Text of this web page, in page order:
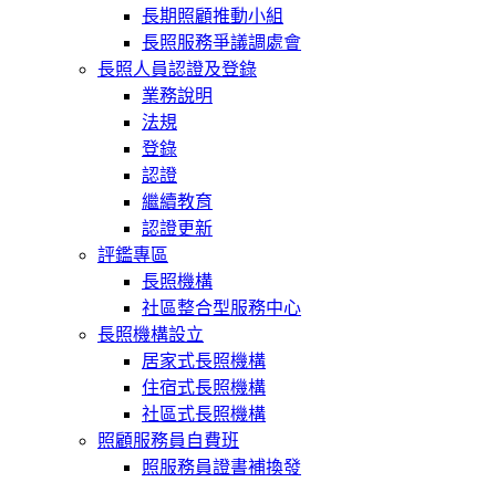
長期照顧推動小組
長照服務爭議調處會
長照人員認證及登錄
業務說明
法規
登錄
認證
繼續教育
認證更新
評鑑專區
長照機構
社區整合型服務中心
長照機構設立
居家式長照機構
住宿式長照機構
社區式長照機構
照顧服務員自費班
照服務員證書補換發